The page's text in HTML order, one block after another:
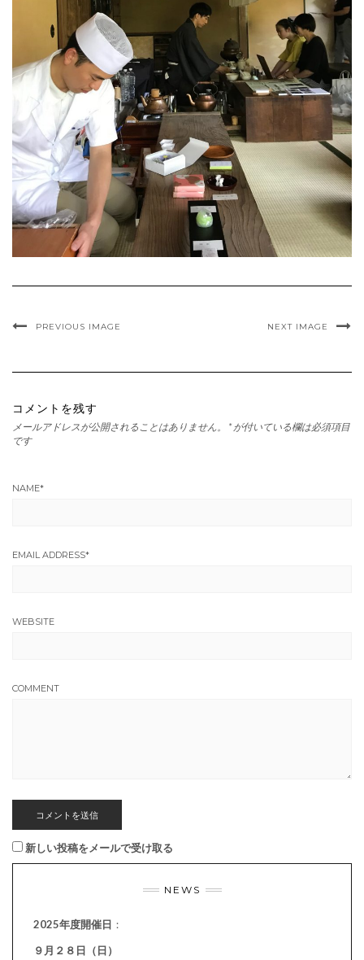
PREVIOUS IMAGE NEXT IMAGE
コメントを残す
メールアドレスが公開されることはありません。 * が付いている欄は必須項目
です
NAME*
EMAIL ADDRESS*
WEBSITE
COMMENT
新しい投稿をメールで受け取る
NEWS
2025年度開催日 ：
９月２８日（日）